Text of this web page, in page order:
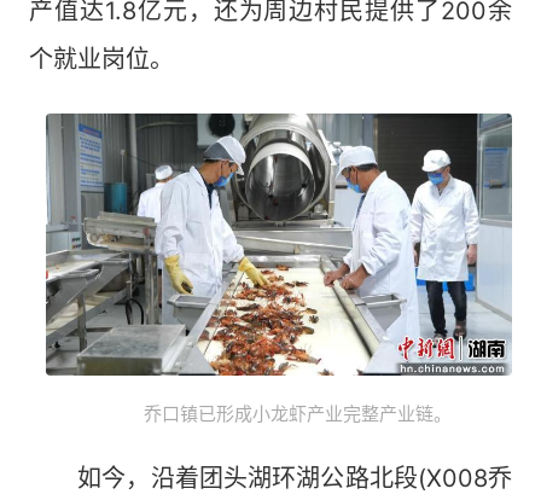
产值达1.8亿元，还为周边村民提供了200余
个就业岗位。
乔口镇已形成小龙虾产业完整产业链。
如今，沿着团头湖环湖公路北段(X008乔